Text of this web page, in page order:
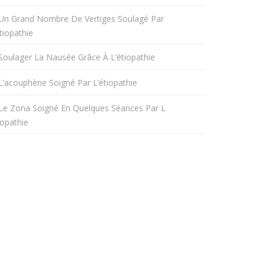
Grand Nombre De Vertiges Soulagé Par
La Nausée Grâce À L’étiopathie
L’acouphène Soigné Par L’étiopathie
Le Zona Soigné En Quelques Séances Par L